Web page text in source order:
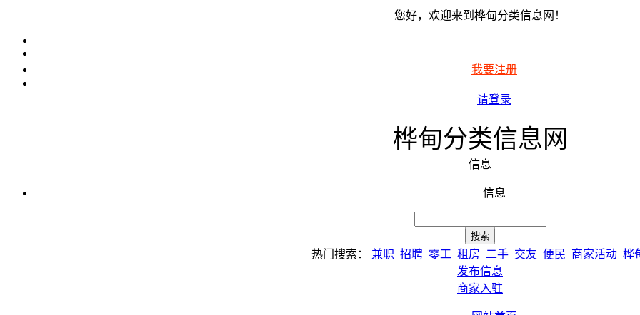
您好，欢迎来到桦甸分类信息网！
我要注册
请登录
桦甸分类信息网
信息
信息
热门搜索： 兼职 招聘 零工 租房 二手 交友 便民 商家活动 桦
发布信息
商家入驻